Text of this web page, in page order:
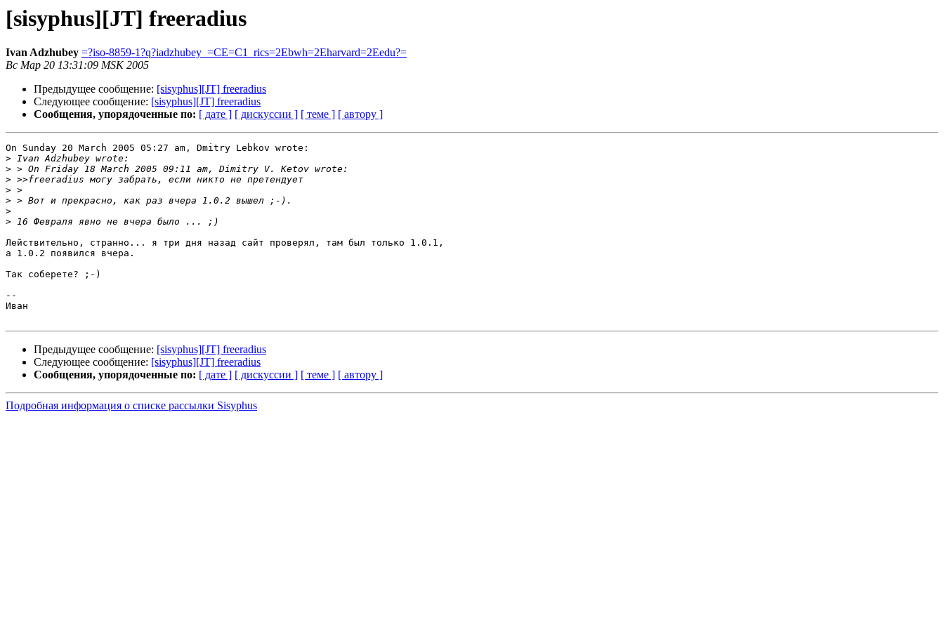
[sisyphus][JT] freeradius
Ivan Adzhubey =?iso-8859-1?q?iadzhubey_=CE=C1_rics=2Ebwh=2Eharvard=2Eedu?=
Вс Мар 20 13:31:09 MSK 2005
Предыдущее сообщение: [sisyphus][JT] freeradius
Следующее сообщение: [sisyphus][JT] freeradius
Сообщения, упорядоченные по: [ дате ] [ дискуссии ] [ теме ] [ автору ]
On Sunday 20 March 2005 05:27 am, Dmitry Lebkov wrote:
>
>
>
>
>
>
>
Лействительно, странно... я три дня назад сайт проверял, там был только 1.0.1,
а 1.0.2 появился вчера.
Так соберете? ;-)
--
Иван
Предыдущее сообщение: [sisyphus][JT] freeradius
Следующее сообщение: [sisyphus][JT] freeradius
Сообщения, упорядоченные по: [ дате ] [ дискуссии ] [ теме ] [ автору ]
Подробная информация о списке рассылки Sisyphus